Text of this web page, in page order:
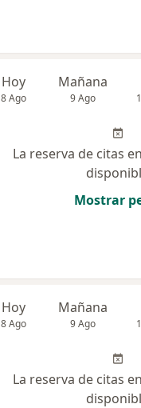
Hoy
8 Ago
Mañana
9 Ago
La reserva de citas
Mostrar
Hoy
8 Ago
Mañana
9 Ago
La reserva de citas